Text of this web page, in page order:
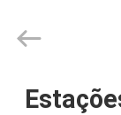
PARA
International
Trade
Rights
Reserved.